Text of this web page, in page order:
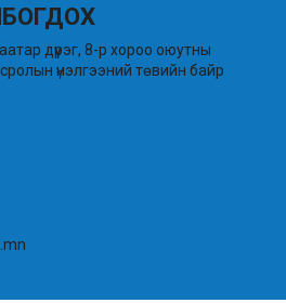
дүүрэг, 8-р хороо оюутны
үнэлгээний төвийн байр